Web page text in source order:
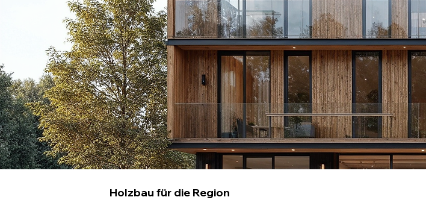
Holzbau für die Region